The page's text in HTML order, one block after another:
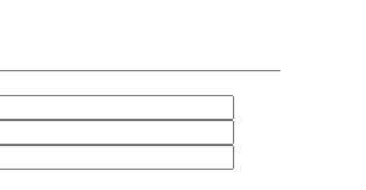
mail
web